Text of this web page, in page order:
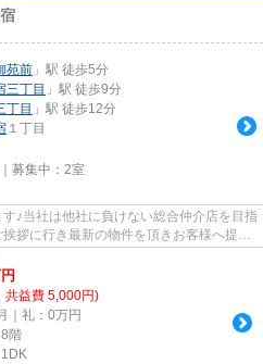
苑前 」駅 徒歩5分
三丁目 」駅 徒歩9分
丁目 」駅 徒歩12分
１丁目
募集中： 2室
♪当社は他社に負けない総合仲介店を目指
拶に行き最新の物件を頂きお客様へ提供
円
共益費 5,000円)
｜礼：0万円
階